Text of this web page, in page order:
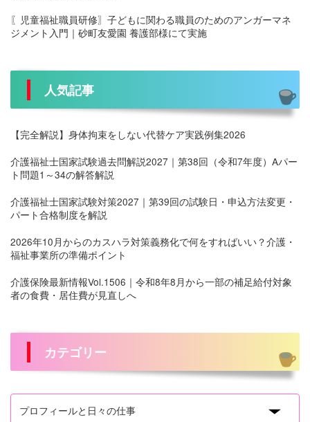
〖児童福祉職員研修〗子どもに関わる職員のためのアンガーマネ
ジメント入門｜砂町友愛園 養護部様にて実施
人気記事
【完全解説】身体拘束をしない代替ケア実践例集2026
介護福祉士国家試験過去問解説2027｜第38回（令和7年度）Aパー
ト問題1～34の解答解説
介護福祉士国家試験対策2027｜第39回の試験日・申込方法変更・
パート合格制度を解説
2026年10月からのカスハラ対策義務化で何をすればいい？介護・
福祉事業所の準備ポイント
介護保険最新情報Vol.1506｜令和8年8月から一部の補足給付対象
者の食費・居住費が見直しへ
カテゴリー